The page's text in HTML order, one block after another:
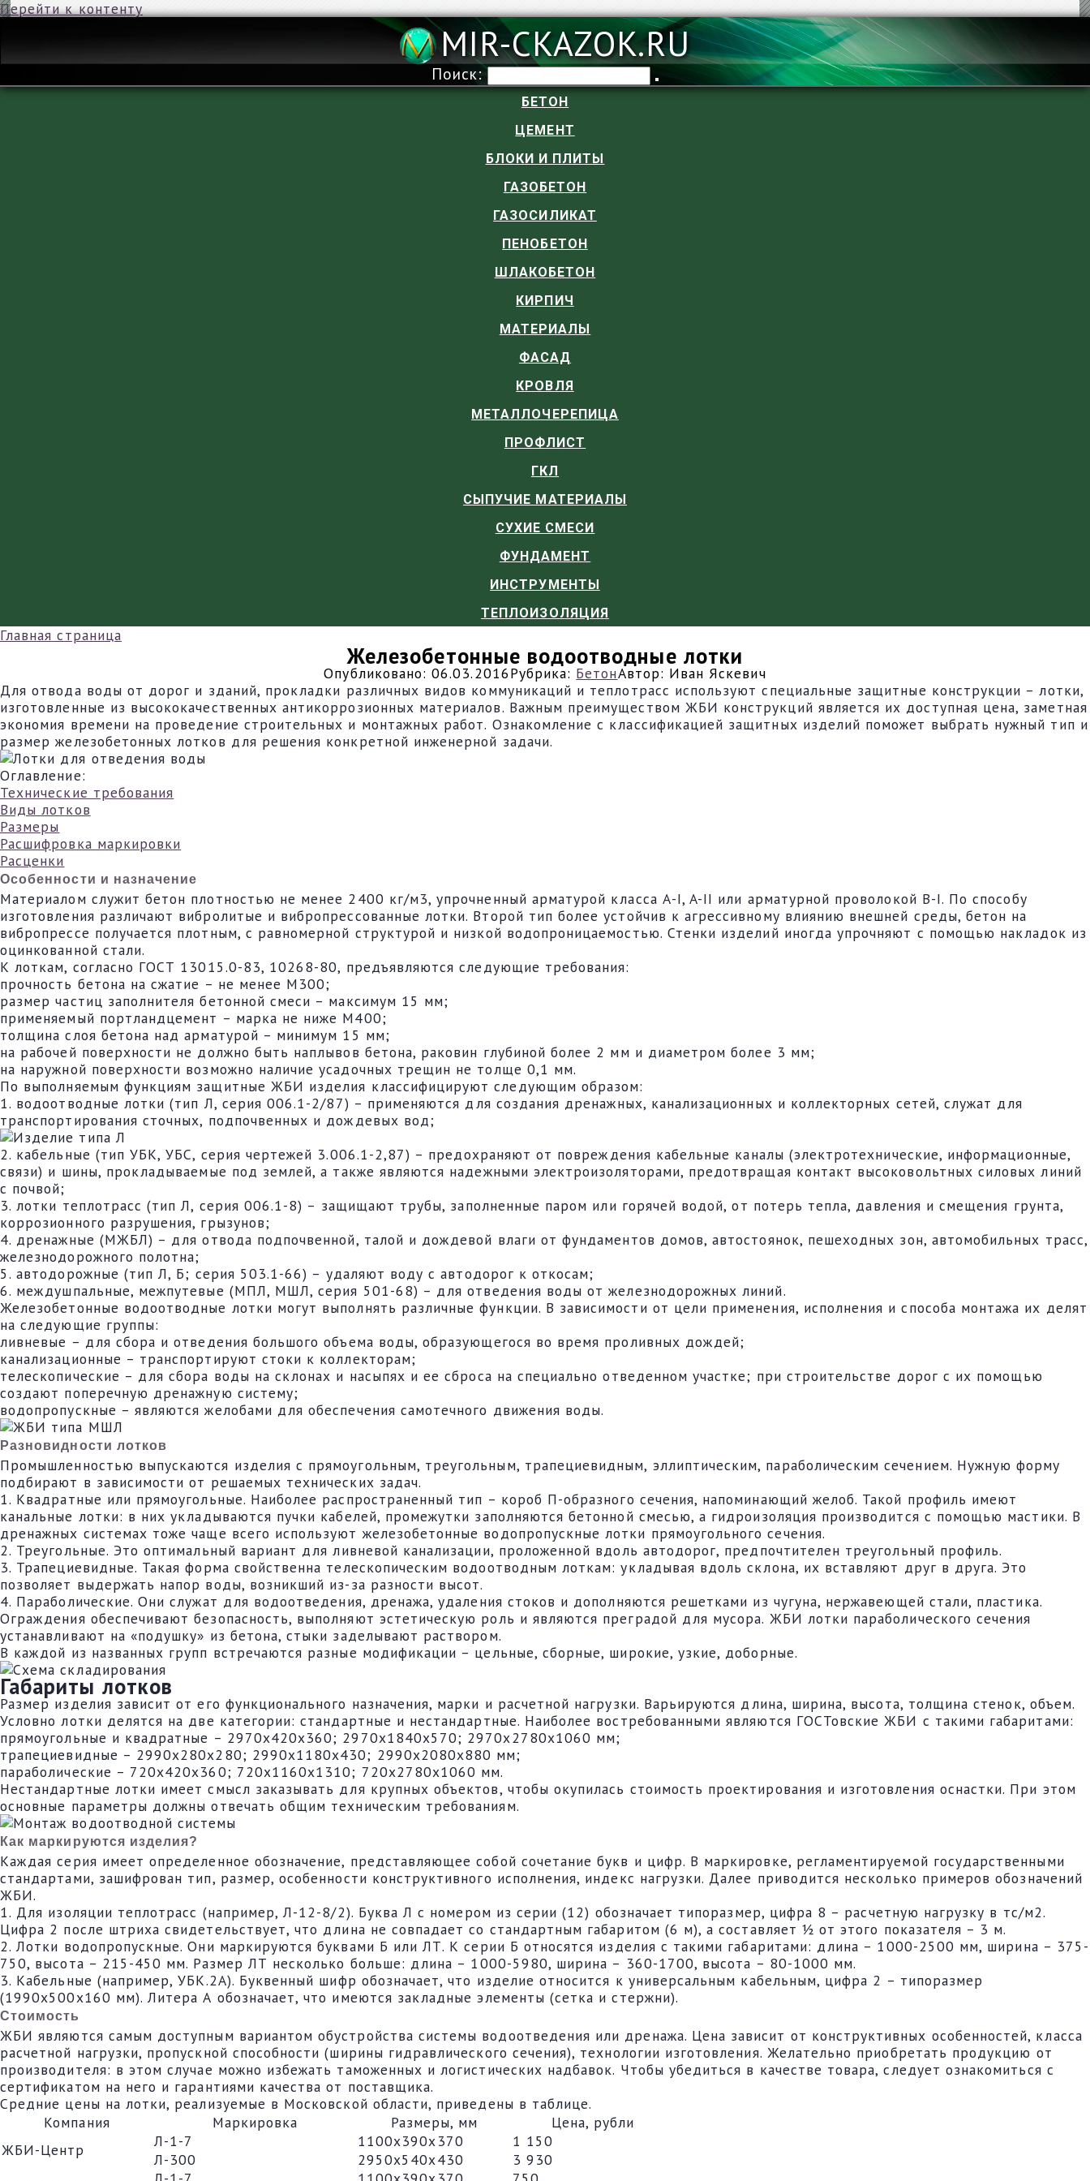
Перейти к контенту
MIR-CKAZOK.RU
Поиск:
БЕТОН
ЦЕМЕНТ
БЛОКИ И ПЛИТЫ
ГАЗОБЕТОН
ГАЗОСИЛИКАТ
ПЕНОБЕТОН
ШЛАКОБЕТОН
КИРПИЧ
МАТЕРИАЛЫ
ФАСАД
КРОВЛЯ
МЕТАЛЛОЧЕРЕПИЦА
ПРОФЛИСТ
ГКЛ
СЫПУЧИЕ МАТЕРИАЛЫ
СУХИЕ СМЕСИ
ФУНДАМЕНТ
ИНСТРУМЕНТЫ
ТЕПЛОИЗОЛЯЦИЯ
Главная страница
Железобетонные водоотводные лотки
Опубликовано: 06.03.2016Рубрика: БетонАвтор: Иван Яскевич
Для отвода воды от дорог и зданий, прокладки различных видов коммуникаций и теплотрасс используют специальные защитные конструкции – лотки,
изготовленные из высококачественных антикоррозионных материалов. Важным преимуществом ЖБИ конструкций является их доступная цена, заметная
экономия времени на проведение строительных и монтажных работ. Ознакомление с классификацией защитных изделий поможет выбрать нужный тип и
размер железобетонных лотков для решения конкретной инженерной задачи.
Оглавление:
Технические требования
Виды лотков
Размеры
Расшифровка маркировки
Расценки
Особенности и назначение
Материалом служит бетон плотностью не менее 2400 кг/м3, упрочненный арматурой класса А-I, A-II или арматурной проволокой B-I. По способу
изготовления различают вибролитые и вибропрессованные лотки. Второй тип более устойчив к агрессивному влиянию внешней среды, бетон на
вибропрессе получается плотным, с равномерной структурой и низкой водопроницаемостью. Стенки изделий иногда упрочняют с помощью накладок из
оцинкованной стали.
К лоткам, согласно ГОСТ 13015.0-83, 10268-80, предъявляются следующие требования:
прочность бетона на сжатие – не менее М300;
размер частиц заполнителя бетонной смеси – максимум 15 мм;
применяемый портландцемент – марка не ниже М400;
толщина слоя бетона над арматурой – минимум 15 мм;
на рабочей поверхности не должно быть наплывов бетона, раковин глубиной более 2 мм и диаметром более 3 мм;
на наружной поверхности возможно наличие усадочных трещин не толще 0,1 мм.
По выполняемым функциям защитные ЖБИ изделия классифицируют следующим образом:
1. водоотводные лотки (тип Л, серия 006.1-2/87) – применяются для создания дренажных, канализационных и коллекторных сетей, служат для
транспортирования сточных, подпочвенных и дождевых вод;
2. кабельные (тип УБК, УБС, серия чертежей 3.006.1-2,87) – предохраняют от повреждения кабельные каналы (электротехнические, информационные,
связи) и шины, прокладываемые под землей, а также являются надежными электроизоляторами, предотвращая контакт высоковольтных силовых линий
с почвой;
3. лотки теплотрасс (тип Л, серия 006.1-8) – защищают трубы, заполненные паром или горячей водой, от потерь тепла, давления и смещения грунта,
коррозионного разрушения, грызунов;
4. дренажные (МЖБЛ) – для отвода подпочвенной, талой и дождевой влаги от фундаментов домов, автостоянок, пешеходных зон, автомобильных трасс,
железнодорожного полотна;
5. автодорожные (тип Л, Б; серия 503.1-66) – удаляют воду с автодорог к откосам;
6. междушпальные, межпутевые (МПЛ, МШЛ, серия 501-68) – для отведения воды от железнодорожных линий.
Железобетонные водоотводные лотки могут выполнять различные функции. В зависимости от цели применения, исполнения и способа монтажа их делят
на следующие группы:
ливневые – для сбора и отведения большого объема воды, образующегося во время проливных дождей;
канализационные – транспортируют стоки к коллекторам;
телескопические – для сбора воды на склонах и насыпях и ее сброса на специально отведенном участке; при строительстве дорог с их помощью
создают поперечную дренажную систему;
водопропускные – являются желобами для обеспечения самотечного движения воды.
Разновидности лотков
Промышленностью выпускаются изделия с прямоугольным, треугольным, трапециевидным, эллиптическим, параболическим сечением. Нужную форму
подбирают в зависимости от решаемых технических задач.
1. Квадратные или прямоугольные. Наиболее распространенный тип – короб П-образного сечения, напоминающий желоб. Такой профиль имеют
канальные лотки: в них укладываются пучки кабелей, промежутки заполняются бетонной смесью, а гидроизоляция производится с помощью мастики. В
дренажных системах тоже чаще всего используют железобетонные водопропускные лотки прямоугольного сечения.
2. Треугольные. Это оптимальный вариант для ливневой канализации, проложенной вдоль автодорог, предпочтителен треугольный профиль.
3. Трапециевидные. Такая форма свойственна телескопическим водоотводным лоткам: укладывая вдоль склона, их вставляют друг в друга. Это
позволяет выдержать напор воды, возникший из-за разности высот.
4. Параболические. Они служат для водоотведения, дренажа, удаления стоков и дополняются решетками из чугуна, нержавеющей стали, пластика.
Ограждения обеспечивают безопасность, выполняют эстетическую роль и являются преградой для мусора. ЖБИ лотки параболического сечения
устанавливают на «подушку» из бетона, стыки заделывают раствором.
В каждой из названных групп встречаются разные модификации – цельные, сборные, широкие, узкие, доборные.
Габариты лотков
Размер изделия зависит от его функционального назначения, марки и расчетной нагрузки. Варьируются длина, ширина, высота, толщина стенок, объем.
Условно лотки делятся на две категории: стандартные и нестандартные. Наиболее востребованными являются ГОСТовские ЖБИ с такими габаритами:
прямоугольные и квадратные – 2970х420х360; 2970х1840х570; 2970х2780х1060 мм;
трапециевидные – 2990х280х280; 2990х1180х430; 2990х2080х880 мм;
параболические – 720х420х360; 720х1160х1310; 720х2780х1060 мм.
Нестандартные лотки имеет смысл заказывать для крупных объектов, чтобы окупилась стоимость проектирования и изготовления оснастки. При этом
основные параметры должны отвечать общим техническим требованиям.
Как маркируются изделия?
Каждая серия имеет определенное обозначение, представляющее собой сочетание букв и цифр. В маркировке, регламентируемой государственными
стандартами, зашифрован тип, размер, особенности конструктивного исполнения, индекс нагрузки. Далее приводится несколько примеров обозначений
ЖБИ.
1. Для изоляции теплотрасс (например, Л-12-8/2). Буква Л с номером из серии (12) обозначает типоразмер, цифра 8 – расчетную нагрузку в тс/м2.
Цифра 2 после штриха свидетельствует, что длина не совпадает со стандартным габаритом (6 м), а составляет ½ от этого показателя – 3 м.
2. Лотки водопропускные. Они маркируются буквами Б или ЛТ. К серии Б относятся изделия с такими габаритами: длина – 1000-2500 мм, ширина – 375-
750, высота – 215-450 мм. Размер ЛТ несколько больше: длина – 1000-5980, ширина – 360-1700, высота – 80-1000 мм.
3. Кабельные (например, УБК.2А). Буквенный шифр обозначает, что изделие относится к универсальным кабельным, цифра 2 – типоразмер
(1990х500х160 мм). Литера А обозначает, что имеются закладные элементы (сетка и стержни).
Стоимость
ЖБИ являются самым доступным вариантом обустройства системы водоотведения или дренажа. Цена зависит от конструктивных особенностей, класса
расчетной нагрузки, пропускной способности (ширины гидравлического сечения), технологии изготовления. Желательно приобретать продукцию от
производителя: в этом случае можно избежать таможенных и логистических надбавок. Чтобы убедиться в качестве товара, следует ознакомиться с
сертификатом на него и гарантиями качества от поставщика.
Средние цены на лотки, реализуемые в Московской области, приведены в таблице.
Компания
Маркировка Размеры, мм
Цена, рубли
ЖБИ-Центр
Л-1-7 1100х390х370
1 150
Л-300
2950х540х430
3 930